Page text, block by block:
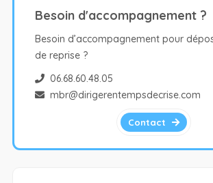
Besoin d'accompagnement ?
Besoin d’accompagnement pour
de reprise ?
06.68.60.48.05
mbr@dirigerentempsdecrise.com
Contact